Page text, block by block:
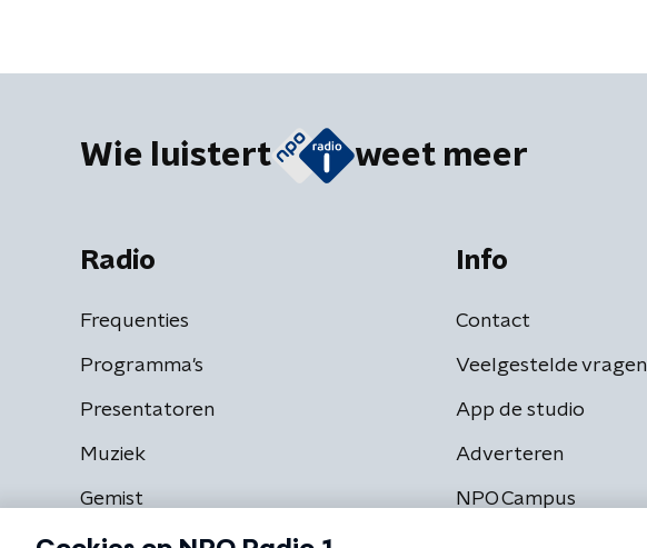
Wie luistert weet meer
Radio
Frequenties
Programma's
Presentatoren
Muziek
Gemist
Info
Contact
Veelgestelde vragen
App de studio
Adverteren
NPO Campus